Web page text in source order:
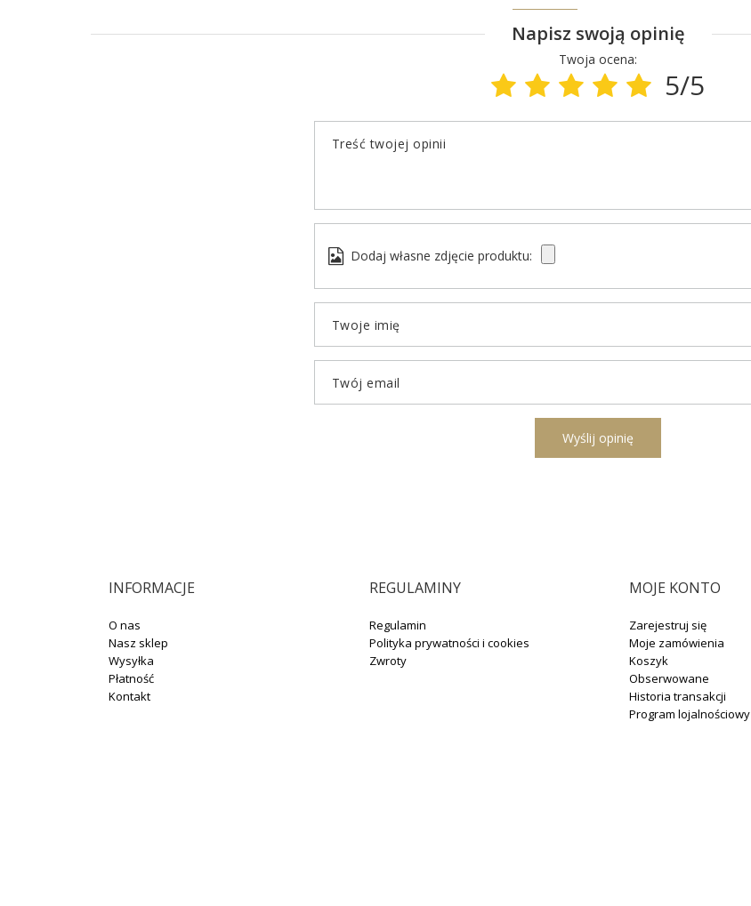
Napisz swoją opinię
Twoja ocena:
5/5
Treść twojej opinii
Dodaj własne zdjęcie produktu:
Twoje imię
Twój email
Wyślij opinię
INFORMACJE
O nas
Nasz sklep
Wysyłka
Płatność
Kontakt
REGULAMINY
Regulamin
Polityka prywatności i cookies
Zwroty
MOJE KONTO
Zarejestruj się
Moje zamówienia
Koszyk
Obserwowane
Historia transakcji
Program lojalnościowy